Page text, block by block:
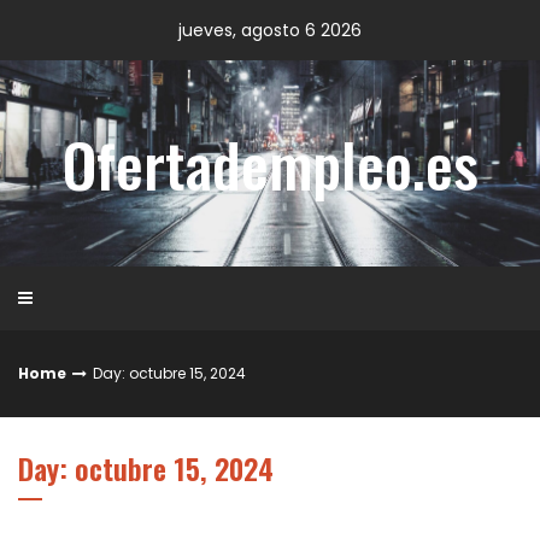
content
jueves, agosto 6 2026
Ofertadempleo.es
Home Day: octubre 15, 2024
Day: octubre 15, 2024